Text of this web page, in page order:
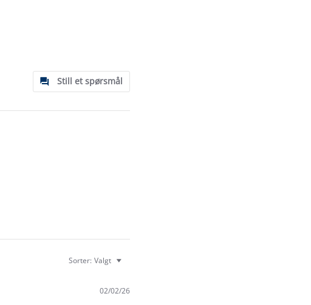
Still et spørsmål
Sorter: Valgt
02/02/26